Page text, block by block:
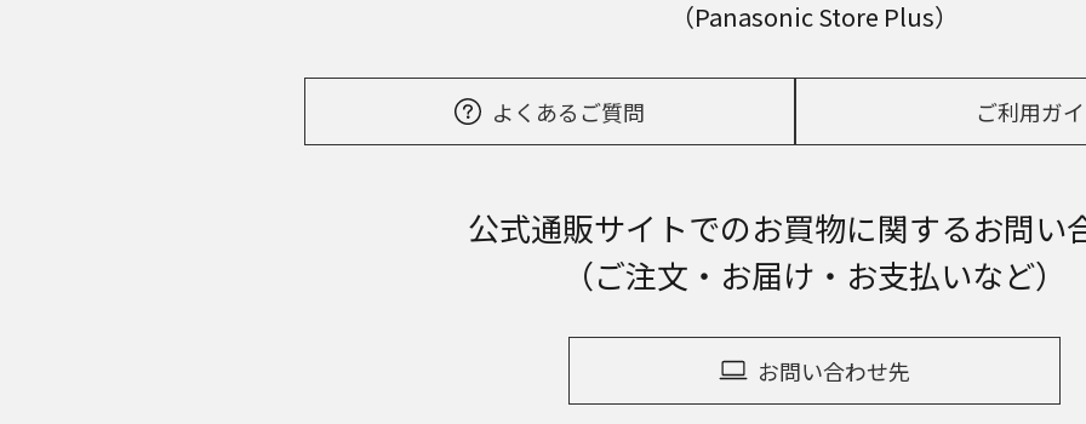
（Panasonic Store Plus）
よくあるご質問 ご利用ガ
公式通販サイトでのお買物に関するお問い
（ご注文・お届け・お支払いなど）
お問い合わせ先